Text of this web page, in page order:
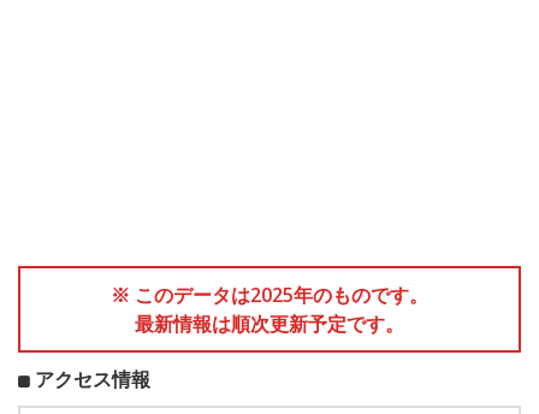
※ このデータは2025年のものです。
最新情報は順次更新予定です。
アクセス情報